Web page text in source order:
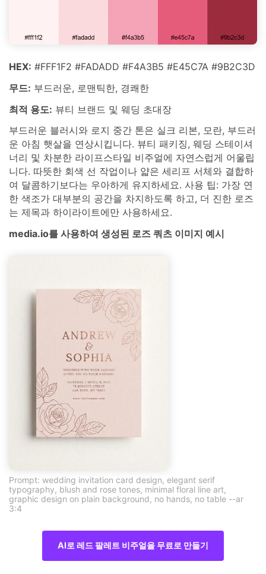
HEX: #FFF1F2 #FADADD #F4A3B5 #E45C7A #9B2C3D
무드: 부드러운, 로맨틱한, 경쾌한
최적 용도: 뷰티 브랜드 및 웨딩 초대장
부드러운 블러시와 로지 중간 톤은 실크 리본, 모란, 부드러
운 아침 햇살을 연상시킵니다. 뷰티 패키징, 웨딩 스테이셔
너리 및 차분한 라이프스타일 비주얼에 자연스럽게 어울립
니다. 따뜻한 회색 선 작업이나 얇은 세리프 서체와 결합하
여 달콤하기보다는 우아하게 유지하세요. 사용 팁: 가장 연
한 색조가 대부분의 공간을 차지하도록 하고, 더 진한 로즈
는 제목과 하이라이트에만 사용하세요.
media.io를 사용하여 생성된 로즈 쿼츠 이미지 예시
Prompt: wedding invitation card design, elegant serif
typography, blush and rose tones, minimal floral line art,
graphic design on plain background, no hands, no table --ar
3:4
AI로 레드 팔레트 비주얼을 무료로 만들기